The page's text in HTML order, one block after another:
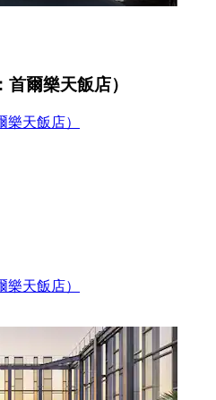
爾樂天飯店）
天飯店）
天飯店）